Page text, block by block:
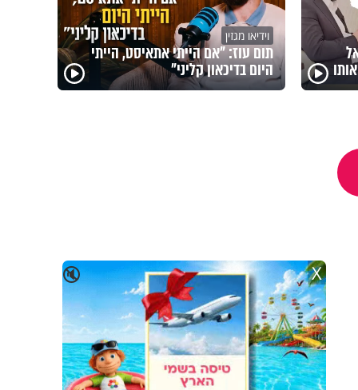
וידיאו מגזין
תום עוז: "אם הייתי אתאיסט, הייתי
היום בדיכאון קליני"
🔇 X